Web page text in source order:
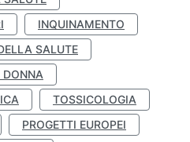
INQUINAMENTO
SALUTE
TOSSICOLOGIA
PROGETTI EUROPEI